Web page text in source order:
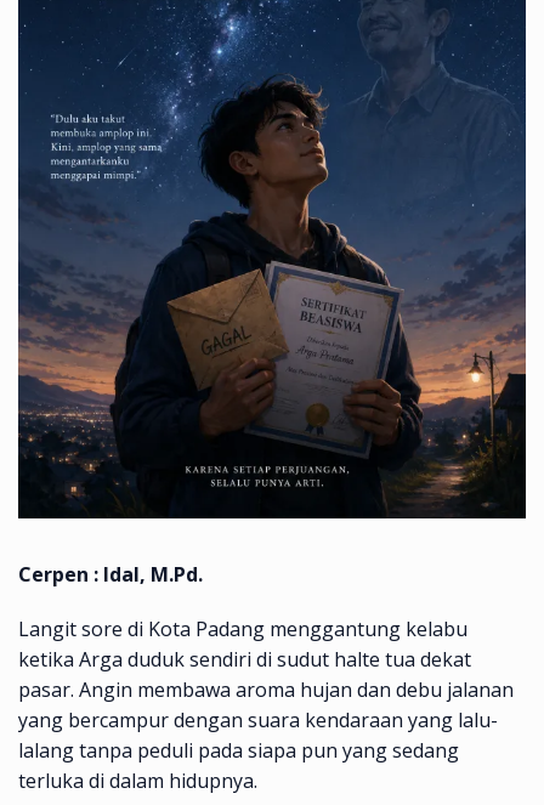
Cerpen : Idal, M.Pd.
Langit sore di Kota Padang menggantung kelabu
ketika Arga duduk sendiri di sudut halte tua dekat
pasar. Angin membawa aroma hujan dan debu jalanan
yang bercampur dengan suara kendaraan yang lalu-
lalang tanpa peduli pada siapa pun yang sedang
terluka di dalam hidupnya.